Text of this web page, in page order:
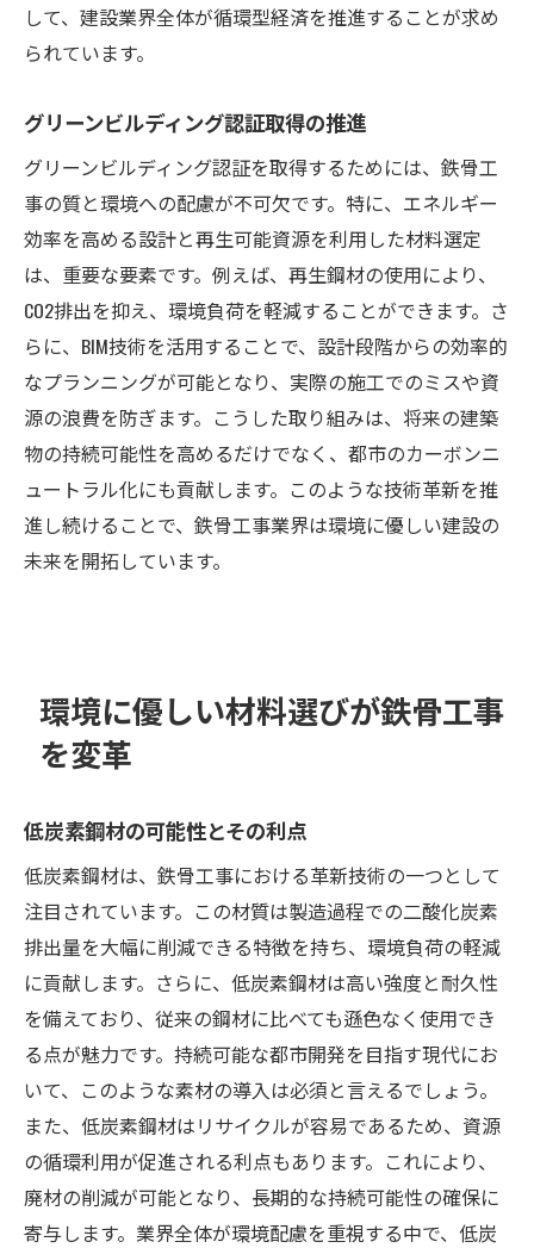
して、建設業界全体が循環型経済を推進することが求め
られています。
グリーンビルディング認証取得の推進
グリーンビルディング認証を取得するためには、鉄骨工
事の質と環境への配慮が不可欠です。特に、エネルギー
効率を高める設計と再生可能資源を利用した材料選定
は、重要な要素です。例えば、再生鋼材の使用により、
CO2排出を抑え、環境負荷を軽減することができます。さ
らに、BIM技術を活用することで、設計段階からの効率的
なプランニングが可能となり、実際の施工でのミスや資
源の浪費を防ぎます。こうした取り組みは、将来の建築
物の持続可能性を高めるだけでなく、都市のカーボンニ
ュートラル化にも貢献します。このような技術革新を推
進し続けることで、鉄骨工事業界は環境に優しい建設の
未来を開拓しています。
環境に優しい材料選びが鉄骨工事
を変革
低炭素鋼材の可能性とその利点
低炭素鋼材は、鉄骨工事における革新技術の一つとして
注目されています。この材質は製造過程での二酸化炭素
排出量を大幅に削減できる特徴を持ち、環境負荷の軽減
に貢献します。さらに、低炭素鋼材は高い強度と耐久性
を備えており、従来の鋼材に比べても遜色なく使用でき
る点が魅力です。持続可能な都市開発を目指す現代にお
いて、このような素材の導入は必須と言えるでしょう。
また、低炭素鋼材はリサイクルが容易であるため、資源
の循環利用が促進される利点もあります。これにより、
廃材の削減が可能となり、長期的な持続可能性の確保に
寄与します。業界全体が環境配慮を重視する中で、低炭